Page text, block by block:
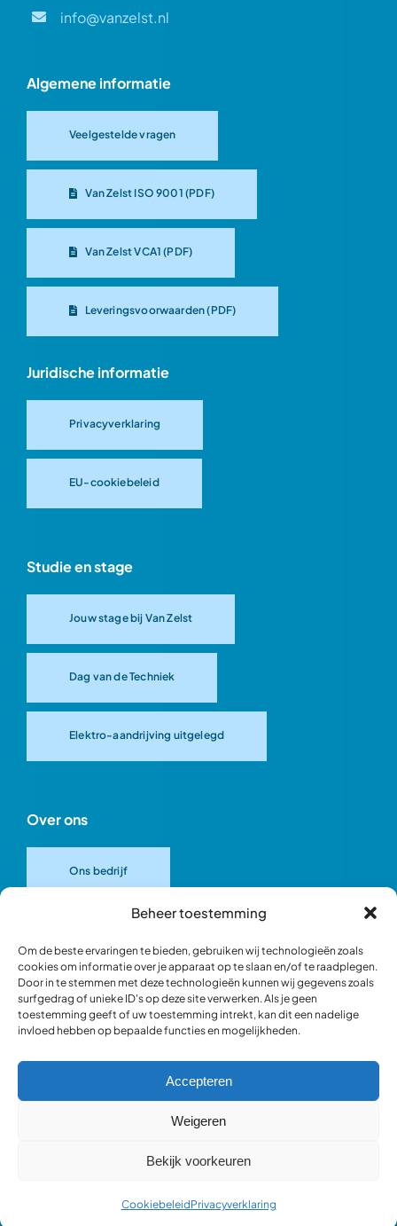
Beheer toestemming
Om de beste ervaringen te bieden, gebruiken wij technologieën zoals
cookies om informatie over je apparaat op te slaan en/of te raadplegen.
Door in te stemmen met deze technologieën kunnen wij gegevens zoals
surfgedrag of unieke ID's op deze site verwerken. Als je geen
toestemming geeft of uw toestemming intrekt, kan dit een nadelige
invloed hebben op bepaalde functies en mogelijkheden.
Accepteren
Weigeren
Bekijk voorkeuren
CookiebeleidPrivacyverklaring
info@vanzelst.nl
Algemene informatie
Veelgestelde vragen
Van Zelst ISO 9001 (PDF)
Van Zelst VCA1 (PDF)
Leveringsvoorwaarden (PDF)
Juridische informatie
Privacyverklaring
EU-cookiebeleid
Studie en stage
Jouw stage bij Van Zelst
Dag van de Techniek
Elektro-aandrijving uitgelegd
Over ons
Ons bedrijf
Ons team
Blik in de werkplaats
Webshop occasions